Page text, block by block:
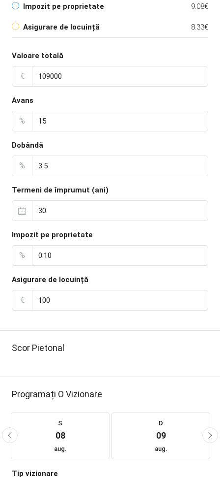
Impozit pe proprietate 9.08€
Asigurare de locuință 8.33€
Valoare totală
€
Avans
%
Dobândă
%
Termeni de împrumut (ani)
Impozit pe proprietate
%
Asigurare de locuință
€
Scor Pietonal
Programați O Vizionare
S
08
aug.
D
09
aug.
Tip vizionare